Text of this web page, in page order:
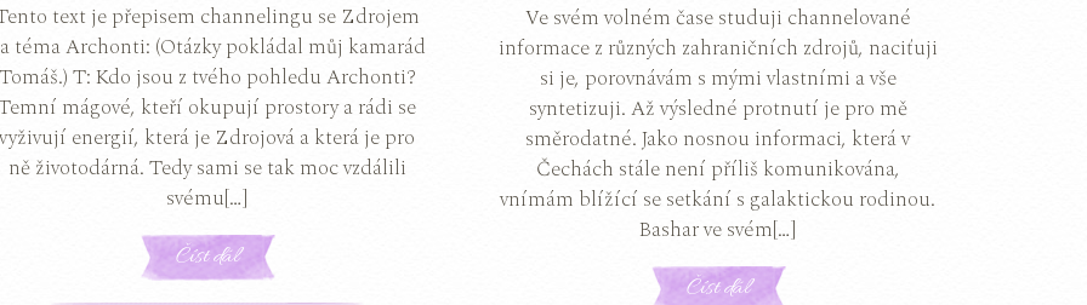
text je přepisem channelingu se Zdrojem
téma Archonti: (Otázky pokládal můj kamarád
T: Kdo jsou z tvého pohledu Archonti?
mágové, kteří okupují prostory a rádi se
vyživují energií, která je Zdrojová a která je pro
ně životodárná. Tedy sami se tak moc vzdálili
svému[…]
Číst dál
Ve svém volném čase studuji channelované
informace z různých zahraničních zdrojů, naciťuji
si je, porovnávám s mými vlastními a vše
syntetizuji. Až výsledné protnutí je pro mě
směrodatné. Jako nosnou informaci, která v
Čechách stále není příliš komunikována,
vnímám blížící se setkání s galaktickou rodinou.
Bashar ve svém[…]
Číst dál